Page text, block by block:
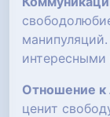
Отношение к
ценит